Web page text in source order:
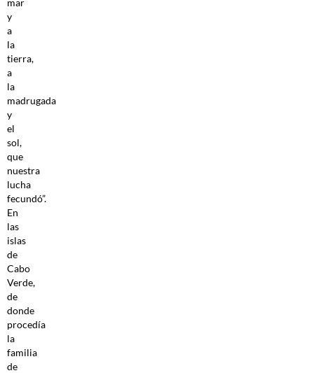
mar
y
a
la
tierra,
a
la
madrugada
y
el
sol,
que
nuestra
lucha
fecundó”.
En
las
islas
de
Cabo
Verde,
de
donde
procedía
la
familia
de